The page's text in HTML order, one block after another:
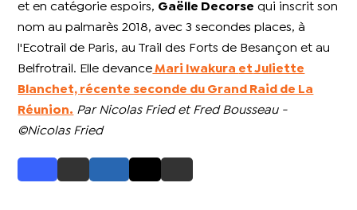
et en catégorie espoirs, Gaëlle Decorse qui inscrit son
nom au palmarès 2018, avec 3 secondes places, à
l'Ecotrail de Paris, au Trail des Forts de Besançon et au
Belfrotrail. Elle devance Mari Iwakura et Juliette
Blanchet, récente seconde du Grand Raid de La
Réunion. Par Nicolas Fried et Fred Bousseau -
©Nicolas Fried